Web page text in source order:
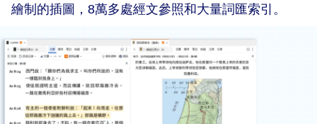
繪制的插圖，8萬多處經文參照和大量詞匯索引。